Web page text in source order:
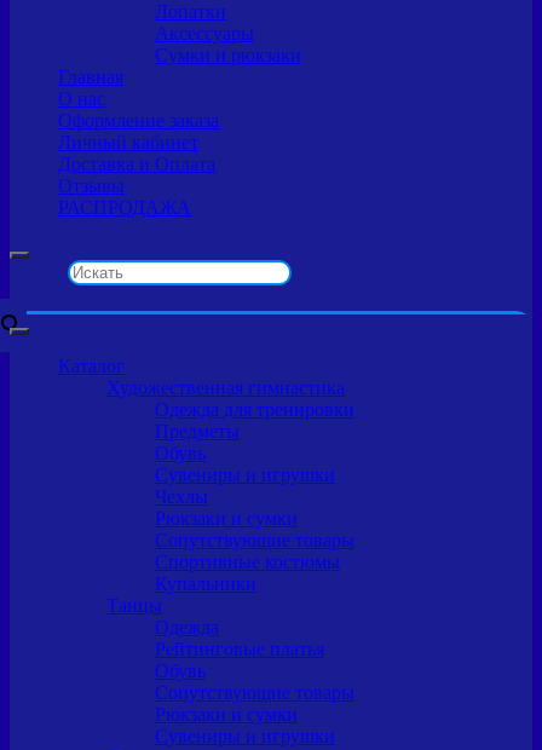
Лопатки
Аксессуары
Сумки и рюкзаки
Главная
О нас
Оформление заказа
Личный кабинет
Доставка и Оплата
Отзывы
РАСПРОДАЖА
Каталог
Художественная гимнастика
Одежда для тренировки
Предметы
Обувь
Сувениры и игрушки
Чехлы
Рюкзаки и сумки
Сопутствующие товары
Спортивные костюмы
Купальники
Танцы
Одежда
Рейтинговые платья
Обувь
Сопутствующие товары
Рюкзаки и сумки
Сувениры и игрушки